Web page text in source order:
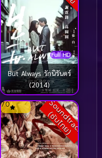
Full HD
But Always รักนิรันดร์
(2014)
S
o
u
n
d
t
r
a
c
k
(
ซั
บ
ไ
ท
ย
)
7.0